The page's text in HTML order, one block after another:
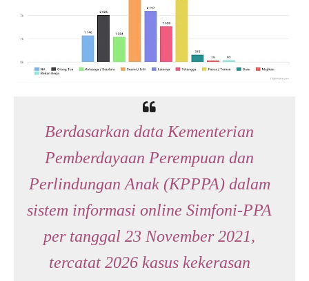
Berdasarkan data Kementerian
Pemberdayaan Perempuan dan
Perlindungan Anak (KPPPA) dalam
sistem informasi online Simfoni-PPA
per tanggal 23 November 2021,
tercatat 2026 kasus kekerasan